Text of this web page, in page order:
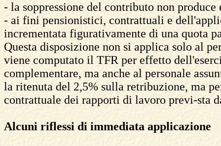
- la soppressione del contributo non
- ai fini pensionistici, contrattuali e
incrementata figurativamente di una quota
Questa disposizione non si applica solo al
viene computato il TFR per effetto
complementare, ma anche al personale
la ritenuta del 2,5% sulla retribuzione, ma
contrattuale dei rapporti di lavoro previ-sta
Alcuni riflessi di immediata applicazione